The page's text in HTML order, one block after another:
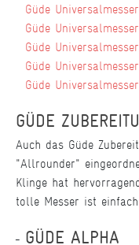
Güde
Güde
Güde
Güde
Güde
GÜDE
Auch das Güde
"Allrounder"
Klinge hat
tolle Messer ist
GÜDE ALPHA